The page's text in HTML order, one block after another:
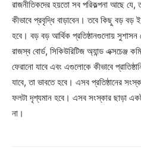
রাজনীতিকদের হয়তো সব পরিকল্পনা আছে যে,
কীভাবে প্রবৃদ্ধি বাড়াবেন। তবে কিছু বড়
হবে। বড় বড় আর্থিক প্রতিষ্ঠানগুলোয় সুশাসন
রাজস্ব বোর্ড, সিকিউরিটিজ অ্যান্ড এক্সচেঞ্জ
ফেরানো যাবে এবং এগুলোকে কীভাবে
যাবে, তা ভাবতে হবে। এসব প্রতিষ্ঠানের
ফলটা দৃশ্যমান হবে। এসব সংস্কার ছাড়া
না।